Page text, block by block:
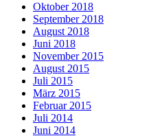
Oktober 2018
September 2018
August 2018
Juni 2018
November 2015
August 2015
Juli 2015
März 2015
Februar 2015
Juli 2014
Juni 2014